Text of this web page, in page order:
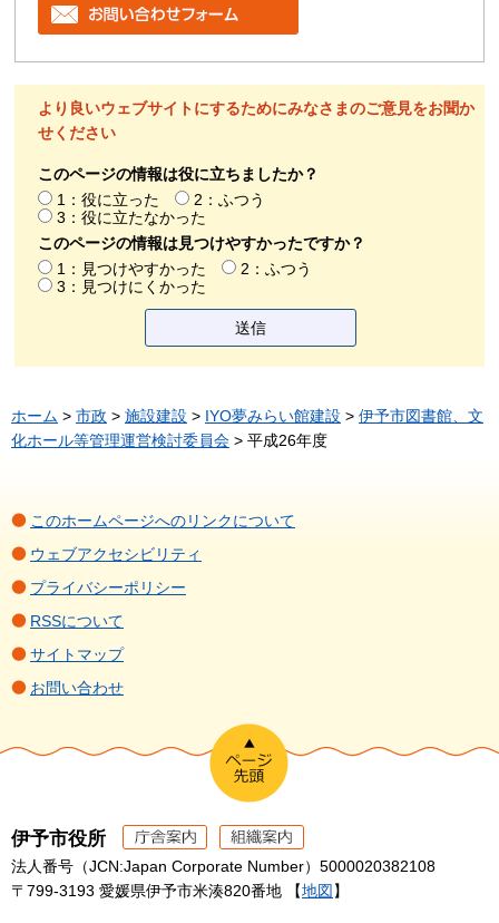
より良いウェブサイトにするためにみなさまのご意見をお聞か
せください
このページの情報は役に立ちましたか？
1：役に立った
2：ふつう
3：役に立たなかった
このページの情報は見つけやすかったですか？
1：見つけやすかった
2：ふつう
3：見つけにくかった
ホーム > 市政 > 施設建設 > IYO夢みらい館建設 > 伊予市図書館、文
化ホール等管理運営検討委員会 > 平成26年度
このホームページへのリンクについて
ウェブアクセシビリティ
プライバシーポリシー
RSSについて
サイトマップ
お問い合わせ
伊予市役所
法人番号（JCN:Japan Corporate Number）5000020382108
〒799-3193 愛媛県伊予市米湊820番地 【地図 】